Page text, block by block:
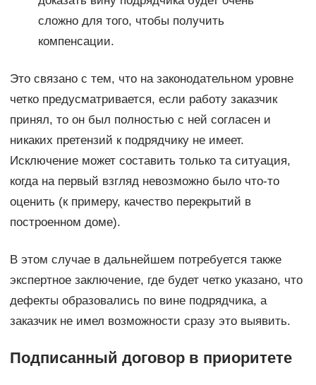
сложно для того, чтобы получить
компенсации.
Это связано с тем, что на законодательном уровне
четко предусматривается, если работу заказчик
принял, то он был полностью с ней согласен и
никаких претензий к подрядчику не имеет.
Исключение может составить только та ситуация,
когда на первый взгляд невозможно было что-то
оценить (к примеру, качество перекрытий в
построенном доме).
В этом случае в дальнейшем потребуется также
экспертное заключение, где будет четко указано, что
дефекты образовались по вине подрядчика, а
заказчик не имел возможности сразу это выявить.
Подписанный договор в приоритете